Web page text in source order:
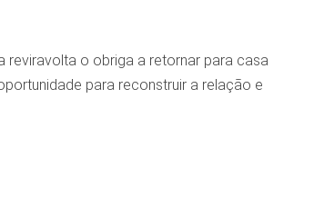
reviravolta o obriga a retornar para casa
para reconstruir a relação e